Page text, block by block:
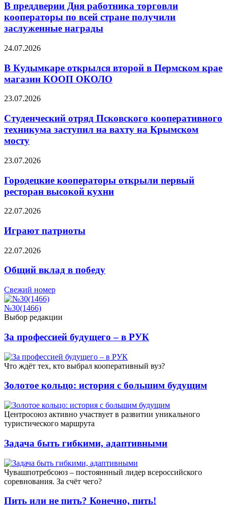
В преддверии Дня работника торговли
кооператоры по всей стране получили
заслуженные награды
24.07.2026
В Кудымкаре открылся второй в Пермском крае
магазин КООП ОКОЛО
23.07.2026
Студенческий отряд Псковского кооперативного
техникума заступил на вахту на Крымском
мосту
23.07.2026
Городецкие кооператоры открыли первый
ресторан высокой кухни
22.07.2026
Играют патриоты
22.07.2026
Общий вклад в победу
Свежий номер
№30(1466)
Выбор редакции
За профессией будущего – в РУК
Что ждёт тех, кто выбрал кооперативный вуз?
Золотое кольцо: история с большим будущим
Центросоюз активно участвует в развитии уникального
туристического маршрута
Задача быть гибкими, адаптивными
Чувашпотребсоюз – постояннный лидер всероссийского
соревнования. За счёт чего?
Пить или не пить? Конечно, пить!